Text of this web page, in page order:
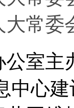
大常委
公室
中心建